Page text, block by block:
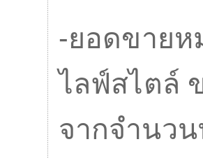
-ยอดขาย
ไลฟ์สไตล์
จากจำนวน